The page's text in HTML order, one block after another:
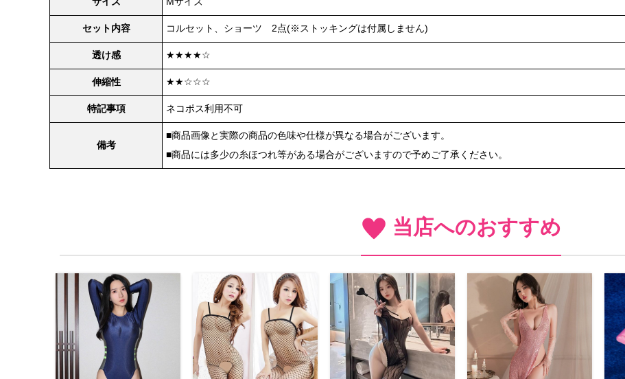
セット内容 コルセット、ショーツ 2点(※ストッキングは付属しません)
透け感 ★★★★☆
伸縮性 ★★☆☆☆
特記事項 ネコポス利用不可
備考
■商品画像と実際の商品の色味や仕様が異なる場合がございます。
■商品には多少の糸ほつれ等がある場合がございますので予めご了承ください。
当店へのおすすめ